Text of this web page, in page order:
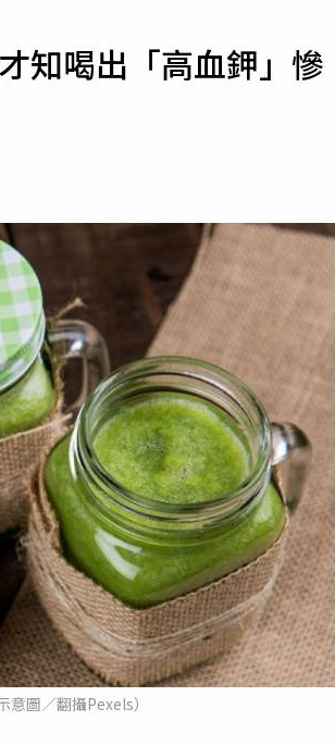
運勢
知喝出「高血鉀」慘
圖／翻攝Pexels）